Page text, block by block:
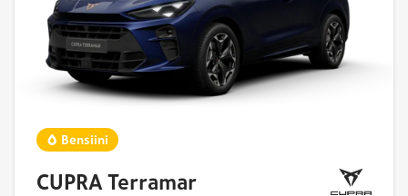
Bensiini
CUPRA Terramar